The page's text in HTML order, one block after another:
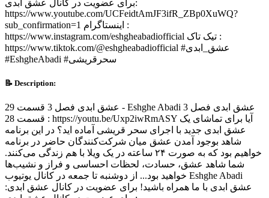
برای عضویت در کانال عشق ابدی:
https://www.youtube.com/UCFeidtAmJF3ifR_ZBp0XuWQ?
sub_confirmation=1 اینستاگرام :
https://www.instagram.com/eshgheabadiofficial تیک تاک :
https://www.tiktok.com/@eshgheabadiofficial #عشق_ابدی
#EshgheAbadi #سحرقریشی
📝 Description:
عشق ابدی فصل 3 قسمت 29 - Eshghe Abadi عشق ابدی فصل 3
قسمت 28 : https://youtu.be/Uxp2iwRmASY آیا برای تماشای یک
عشق ابدی جدید با اجرای سحر قریشی آماده اید؟ در این برنامه
شاهد بوجود آمدن عشق میان شرکت‌کنندگان حاضر در برنامه
خواهیم بود که به صورت ۲۴ ساعته در یک ویلا با هم زندگی می‌کنند.
شما شاهد عشق، حسادت، لحظات احساسی و فراز و نشیب‌ها
خواهید بود... از دوشنبه تا جمعه در کانال یوتیوب Eshghe Abadi
عشق ابدی با ما همراه باشید! برای عضویت در کانال عشق ابدی: